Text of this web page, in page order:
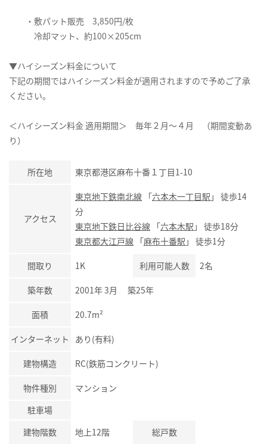
・敷パット販売 3,850円/枚
冷却マット、約100×205cm
▼ハイシーズン料金について
下記の期間ではハイシーズン料金が適用されますので予めご了承
ください。
＜ハイシーズン料金 適用期間＞ 毎年２月～４月 （期間変動あ
り）
所在地 東京都港区麻布十番１丁目1-10
アクセス
東京地下鉄南北線 「六本木一丁目駅 」 徒歩14
分
東京地下鉄日比谷線 「六本木駅 」 徒歩18分
東京都大江戸線 「麻布十番駅 」 徒歩1分
間取り 1K 利用可能人数 2名
築年数 2001年 3月 築25年
面積 20.7m²
インターネット あり(有料)
建物構造 RC(鉄筋コンクリート)
物件種別
マンション
駐車場
建物階数
地上12階 総戸数